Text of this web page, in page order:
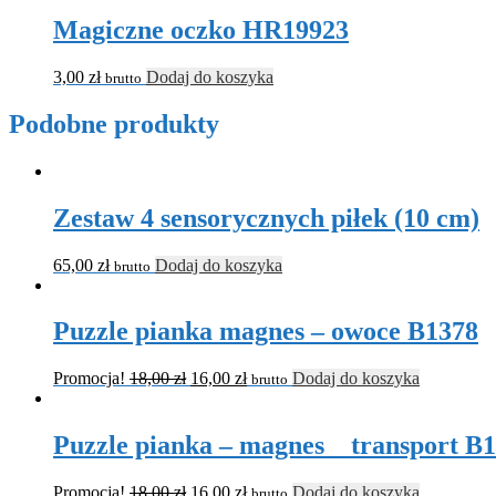
Magiczne oczko HR19923
3,00 zł brutto Dodaj do koszyka
Podobne produkty
Zestaw 4 sensorycznych piłek (10 cm)
65,00 zł brutto Dodaj do koszyka
Puzzle pianka magnes – owoce B1378
Promocja! 18,00zł 16,00 zł brutto Dodaj do koszyka
Puzzle pianka – magnes _ transport